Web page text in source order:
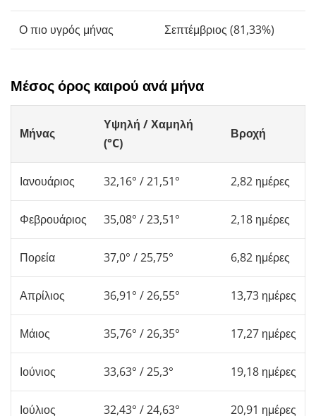
Ο πιο υγρός μήνας Σεπτέμβριος (81,33%)
Μέσος όρος καιρού ανά μήνα
Μήνας
Υψηλή / Χαμηλή
(°C)
Βροχή
Ιανουάριος 32,16° / 21,51° 2,82 ημέρες
Φεβρουάριος 35,08° / 23,51° 2,18 ημέρες
Πορεία 37,0° / 25,75° 6,82 ημέρες
Απρίλιος 36,91° / 26,55° 13,73 ημέρες
Μάιος 35,76° / 26,35° 17,27 ημέρες
Ιούνιος 33,63° / 25,3° 19,18 ημέρες
Ιούλιος 32,43° / 24,63° 20,91 ημέρες